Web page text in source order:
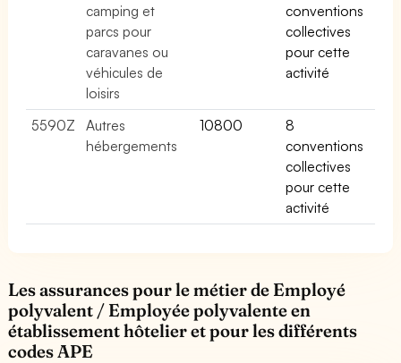
camping et
parcs pour
caravanes ou
véhicules de
loisirs
conventions
collectives
pour cette
activité
5590Z
Autres
hébergements
10800
8
conventions
collectives
pour cette
activité
Les assurances pour le métier de Employé
polyvalent / Employée polyvalente en
établissement hôtelier et pour les différents
codes APE